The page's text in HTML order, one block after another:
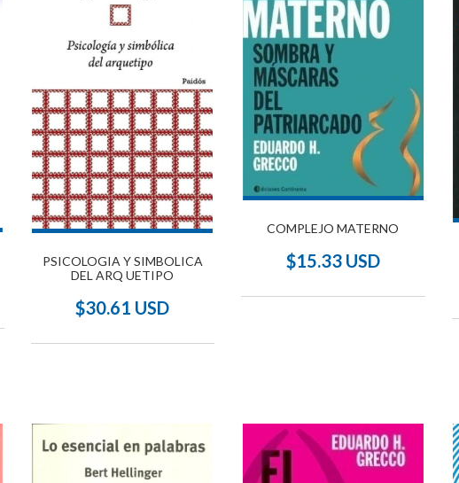
PSICOLOGIA Y SIMBOLICA
DEL ARQ UETIPO
$30.61 USD
COMPLEJO MATERNO
$15.33 USD